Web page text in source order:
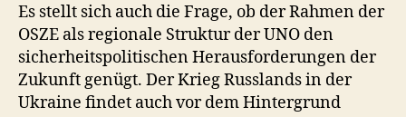
Es stellt sich auch die Frage, ob der Rahmen der
OSZE als regionale Struktur der UNO den
sicherheitspolitischen Herausforderungen der
Zukunft genügt. Der Krieg Russlands in der
Ukraine findet auch vor dem Hintergrund